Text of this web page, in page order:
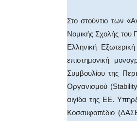
Στο στούντιο των
Νομικής Σχολής του
Ελληνική
επιστημονική
Συμβουλίου της
Οργανισμού
αιγίδα της ΕΕ.
Κοσσυφοπέδιο